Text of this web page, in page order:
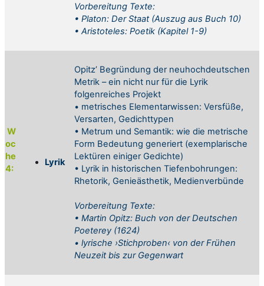
Vorbereitung Texte:
• Platon: Der Staat (Auszug aus Buch 10)
• Aristoteles: Poetik (Kapitel 1-9)
W
oc
he
4:
Lyrik
Opitz’ Begründung der neuhochdeutschen
Metrik – ein nicht nur für die Lyrik
folgenreiches Projekt
• metrisches Elementarwissen: Versfüße,
Versarten, Gedichttypen
• Metrum und Semantik: wie die metrische
Form Bedeutung generiert (exemplarische
Lektüren einiger Gedichte)
• Lyrik in historischen Tiefenbohrungen:
Rhetorik, Genieästhetik, Medienverbünde
Vorbereitung Texte:
• Martin Opitz: Buch von der Deutschen
Poeterey (1624)
• lyrische ›Stichproben‹ von der Frühen
Neuzeit bis zur Gegenwart